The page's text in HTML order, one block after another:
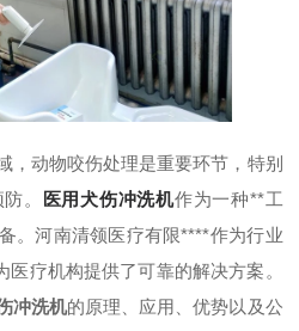
动物咬伤处理是重要环节，特别
。
医用犬伤冲洗机作为一种**工
。河南清领医疗有限****作为行业
疗机构提供了可靠的解决方案。
冲洗机的原理、应用、优势以及公